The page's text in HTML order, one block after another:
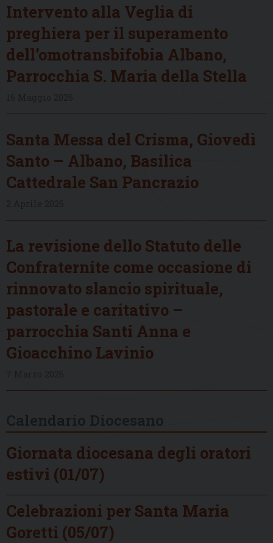
Intervento alla Veglia di
preghiera per il superamento
dell’omotransbifobia Albano,
Parrocchia S. Maria della Stella
Santa Messa del Crisma, Giovedì
Santo – Albano, Basilica
Cattedrale San Pancrazio
La revisione dello Statuto delle
Confraternite come occasione di
rinnovato slancio spirituale,
pastorale e caritativo –
parrocchia Santi Anna e
Gioacchino Lavinio
Giornata diocesana degli oratori
estivi (01/07)
Celebrazioni per Santa Maria
Goretti (05/07)